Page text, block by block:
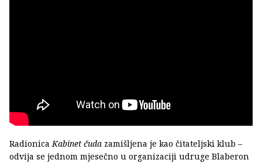
RadionicaKabinet čuda zamišljena je kao čitateljski klub –
odvija se jednom mjesečno u organizaciji udruge Blaberon